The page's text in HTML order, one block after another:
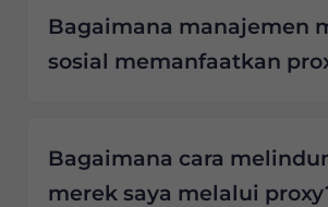
Bagaimana manajemen
sosial memanfaatkan
Bagaimana cara
merek saya melalui